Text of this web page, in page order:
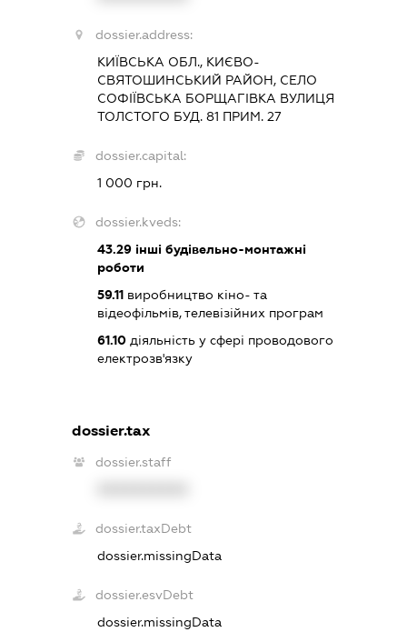
dossier.address:
КИЇВСЬКА ОБЛ., КИЄВО-
СВЯТОШИНСЬКИЙ РАЙОН, СЕЛО
СОФІЇВСЬКА БОРЩАГІВКА ВУЛИЦЯ
ТОЛСТОГО БУД. 81 ПРИМ. 27
dossier.capital:
1 000 грн.
dossier.kveds:
43.29інші будівельно-монтажні
роботи
59.11виробництво кіно- та
відеофільмів, телевізійних програм
61.10діяльність у сфері проводового
електрозв'язку
dossier.tax
dossier.staff
dossier.taxDebt
dossier.missingData
dossier.esvDebt
dossier.missingData